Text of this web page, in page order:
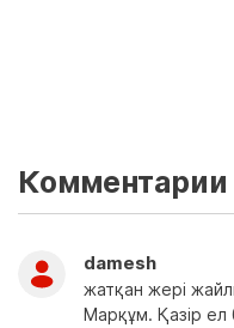
Комментарии
damesh
жатқан жері
Марқұм. Қазір